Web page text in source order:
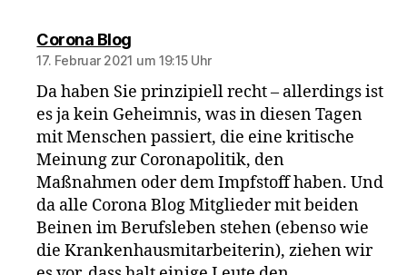
Corona Blogsagt:
17. Februar 2021 um 19:15 Uhr
Da haben Sie prinzipiell recht – allerdings ist
es ja kein Geheimnis, was in diesen Tagen
mit Menschen passiert, die eine kritische
Meinung zur Coronapolitik, den
Maßnahmen oder dem Impfstoff haben. Und
da alle Corona Blog Mitglieder mit beiden
Beinen im Berufsleben stehen (ebenso wie
die Krankenhausmitarbeiterin), ziehen wir